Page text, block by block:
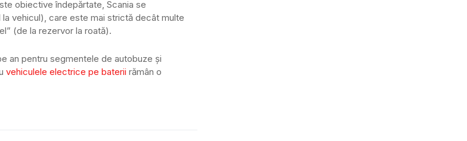
obiective îndepărtate, Scania se
vehicul), care este mai strictă decât multe
(de la rezervor la roată).
an pentru segmentele de autobuze şi
vehiculele electrice pe baterii rămân o